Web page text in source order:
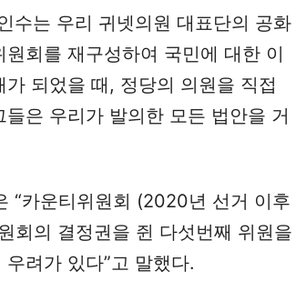
수는 우리 귀넷의원 대표단의 공화
회를 재구성하여 국민에 대한 이
되었을 때, 정당의 의원을 직접
은 우리가 발의한 모든 법안을 거
“카운티위원회 (2020년 선거 이후
회의 결정권을 쥔 다섯번째 위원을
려가 있다”고 말했다.